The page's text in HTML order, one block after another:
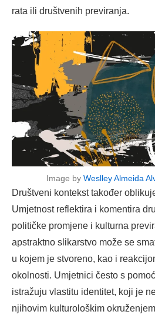
rata ili društvenih previranja.
Image by Weslley Almeida
Društveni kontekst također
Umjetnost reflektira i komentira
političke promjene i kulturna
apstraktno slikarstvo može se
u kojem je stvoreno, kao i
okolnosti. Umjetnici često s
istražuju vlastitu identitet, koji je
njihovim kulturološkim